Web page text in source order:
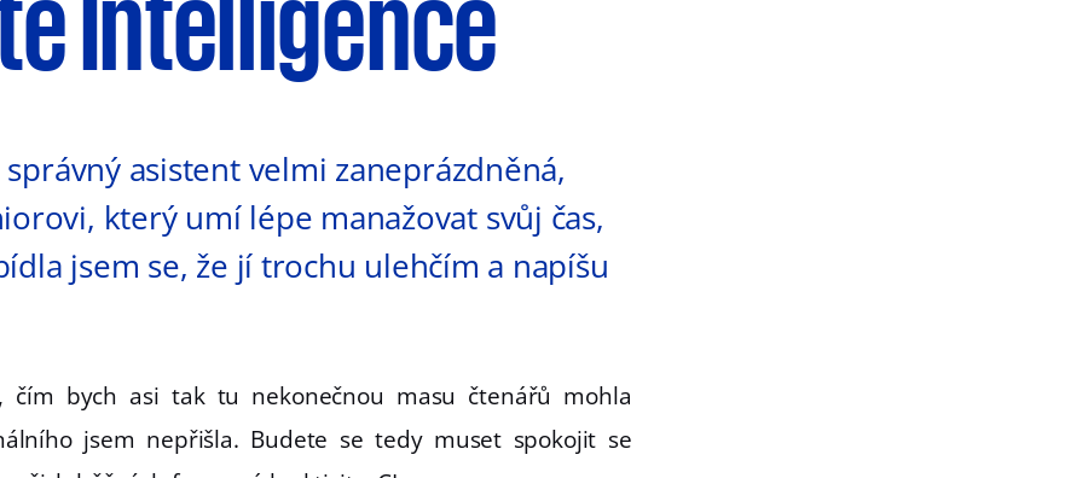
Intelligence
asistent velmi zaneprázdněná,
který umí lépe manažovat svůj čas,
jsem se, že jí trochu ulehčím a napíšu
čím bych asi tak tu nekonečnou masu čtenářů mohla
jsem nepřišla. Budete se tedy muset spokojit se